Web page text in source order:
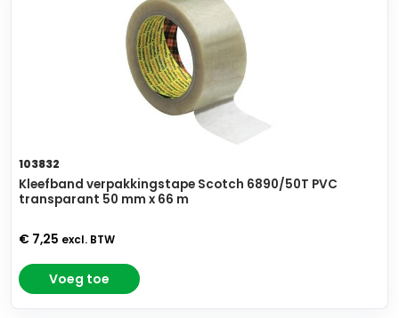
103832
Kleefband verpakkingstape Scotch 6890/50T PVC
transparant 50 mm x 66 m
€ 7,25 excl. BTW
Voeg toe